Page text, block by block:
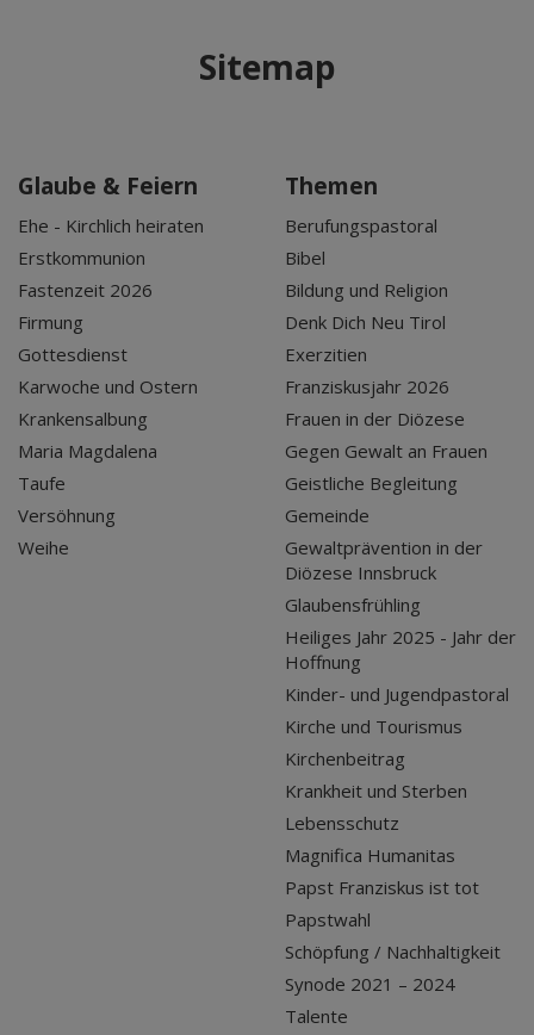
Sitemap
Glaube & Feiern
Ehe - Kirchlich heiraten
Erstkommunion
Fastenzeit 2026
Firmung
Gottesdienst
Karwoche und Ostern
Krankensalbung
Maria Magdalena
Taufe
Versöhnung
Weihe
Themen
Berufungspastoral
Bibel
Bildung und Religion
Denk Dich Neu Tirol
Exerzitien
Franziskusjahr 2026
Frauen in der Diözese
Gegen Gewalt an Frauen
Geistliche Begleitung
Gemeinde
Gewaltprävention in der
Diözese Innsbruck
Glaubensfrühling
Heiliges Jahr 2025 - Jahr der
Hoffnung
Kinder- und Jugendpastoral
Kirche und Tourismus
Kirchenbeitrag
Krankheit und Sterben
Lebensschutz
Magnifica Humanitas
Papst Franziskus ist tot
Papstwahl
Schöpfung / Nachhaltigkeit
Synode 2021 – 2024
Talente